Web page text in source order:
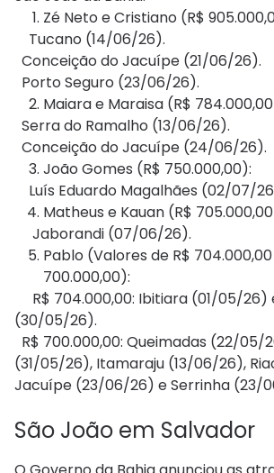
Zé Neto e Cristiano (R$
Tucano (14/06/26).
Conceição do Jacuípe (21/06/26).
Porto Seguro (23/06/26).
Maiara e Maraisa (R$
Serra do Ramalho (13/06/26).
Conceição do Jacuípe (24/06/26).
João Gomes (R$ 750.000,00):
Luís Eduardo Magalhães (02/07/
Matheus e Kauan (R$
Jaborandi (07/06/26).
Pablo (Valores de R$ 704.000,00
700.000,00):
R$ 704.000,00: Ibitiara (01/05/26)
(30/05/26).
R$ 700.000,00: Queimadas (22/05/
(31/05/26), Itamaraju (13/06/26),
Jacuípe (23/06/26) e Serrinha (23/
São João em Salvador